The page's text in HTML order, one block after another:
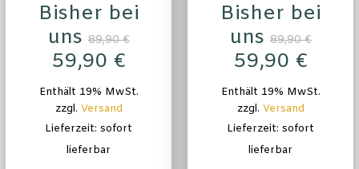
Bisher bei
uns 89,90€
59,90 €
Enthält 19% MwSt.
zzgl. Versand
Lieferzeit: sofort
lieferbar
Bisher bei
uns 89,90€
59,90 €
Enthält 19% MwSt.
zzgl. Versand
Lieferzeit: sofort
lieferbar